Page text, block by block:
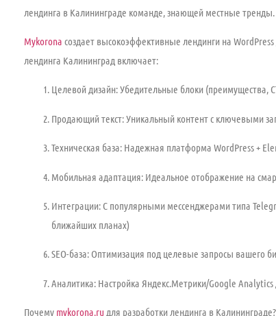
лендинга в Калининграде команде, знающей местные тренды.
Mykorona создает высокоэффективные лендинги на
лендинга Калининград включает:
Целевой дизайн:Убедительные блоки (преимущества,
Продающий текст:Уникальный контент с ключевыми
Техническая база: Надежная платформа WordPress +
Мобильная адаптация: Идеальное отображение на
Интеграции: С популярными мессенджерами типа
ближайших планах)
SEO-база: Оптимизация под целевые запросы вашего
Аналитика: Настройка Яндекс.Метрики/Google
Почему mykorona.ru для разработки лендинга в Калининграде?